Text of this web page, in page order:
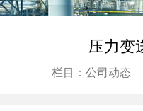
压力变
栏目：公司动态